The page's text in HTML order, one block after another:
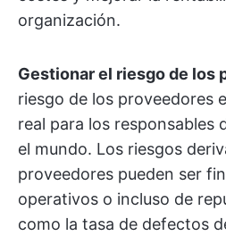
organización.
Gestionar el riesgo de los
riesgo de los proveedores
real para los responsables
el mundo. Los riesgos
proveedores pueden ser
operativos o incluso de
como la tasa de defectos